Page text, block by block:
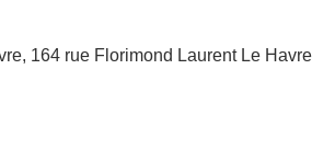
164 rue Florimond Laurent Le Havre